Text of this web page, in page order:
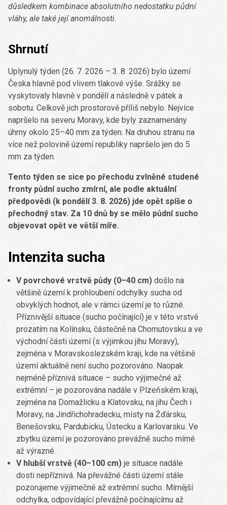
důsledkem kombinace absolutního nedostatku půdní
vláhy, ale také její anomálnosti.
Shrnutí
Uplynulý týden (26. 7. 2026 – 3. 8. 2026) bylo území
Česka hlavně pod vlivem tlakové výše. Srážky se
vyskytovaly hlavně v pondělí a následně v pátek a
sobotu. Celkově jich prostorově příliš nebylo. Nejvíce
napršelo na severu Moravy, kde byly zaznamenány
úhrny okolo 25–40 mm za týden. Na druhou stranu na
více než polovině území republiky napršelo jen do 5
mm za týden.
Tento týden se sice po přechodu zvlněné studené
fronty půdní sucho zmírní, ale podle aktuální
předpovědi (k pondělí 3. 8. 2026) jde opět spíše o
přechodný stav. Za 10 dnů by se mělo půdní sucho
objevovat opět ve větší míře.
Intenzita sucha
V povrchové vrstvě půdy (0–40 cm) došlo na
většině území k prohloubení odchylky sucha od
obvyklých hodnot, ale v rámci území je to různé.
Příznivější situace (sucho počínající) je v této vrstvě
prozatím na Kolínsku, částečně na Chomutovsku a ve
východní části území (s výjimkou jihu Moravy),
zejména v Moravskoslezském kraji, kde na většině
území aktuálně není sucho pozorováno. Naopak
nejméně příznivá situace – sucho výjimečné až
extrémní – je pozorována nadále v Plzeňském kraji,
zejména na Domažlicku a Klatovsku, na jihu Čech i
Moravy, na Jindřichohradecku, místy na Žďársku,
Benešovsku, Pardubicku, Ústecku a Karlovarsku. Ve
zbytku území je pozorováno prevážně sucho mírné
až výrazné.
V hlubší vrstvě (40–100 cm) je situace nadále
dosti nepříznivá. Na převážné části území stále
pozorujeme výjimečné až extrémní sucho. Mírnější
odchylka, odpovídající převážně počínajícímu až